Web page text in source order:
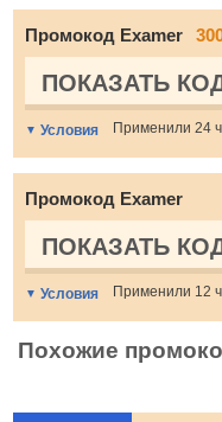
Промокод Examer
ПОКАЗАТЬ
Условия Применили 24
Промокод Examer
ПОКАЗАТЬ
Условия Применили 12
Похожие